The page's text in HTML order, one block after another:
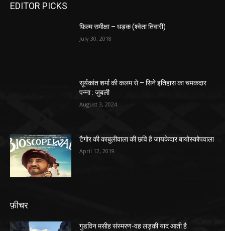
EDITOR PICKS
फ़िल्म समीक्षा – धड़क (श्वेता तिवारी)
July 30, 2018
सूर्यकांत शर्मा की कलम से – सिने इतिहास का चमकदार
पन्ना : जुबली
August 3, 2024
टैगोर की काबुलीवाला की छवि है जायकेदार बायोस्कोपवाला
April 12, 2019
फ़ीचर
गुडविन मसीह संस्मरण-वह लड़की याद आती है